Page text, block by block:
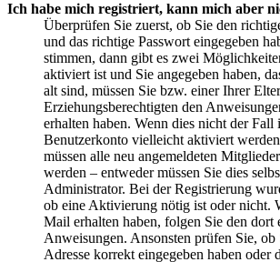
Ich habe mich registriert, kann mich aber
Überprüfen Sie zuerst, ob Sie den
und das richtige Passwort eingegeben
stimmen, dann gibt es zwei
aktiviert ist und Sie angegeben haben,
alt sind, müssen Sie bzw. einer Ihrer
Erziehungsberechtigten den
erhalten haben. Wenn dies nicht der Fall
Benutzerkonto vielleicht aktiviert
müssen alle neu angemeldeten
werden – entweder müssen Sie dies
Administrator. Bei der Registrierung
ob eine Aktivierung nötig ist oder nicht.
Mail erhalten haben, folgen Sie den dort
Anweisungen. Ansonsten prüfen Sie,
Adresse korrekt eingegeben haben